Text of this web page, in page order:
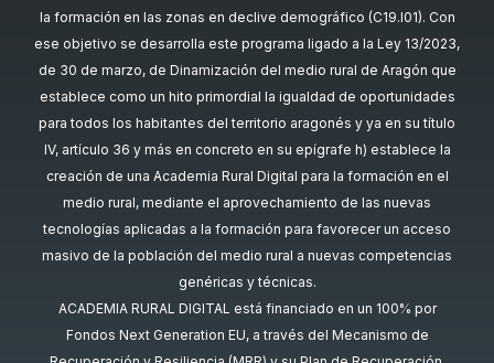
la formación en las zonas en declive demográfico (C19.I01). Con
ese objetivo se desarrolla este programa ligado a la Ley 13/2023,
de 30 de marzo, de Dinamización del medio rural de Aragón que
establece como un hito primordial la igualdad de oportunidades
para todos los habitantes del territorio aragonés y ya en su título
IV, artículo 36 y más en concreto en su epígrafe h) establece la
creación de una Academia Rural Digital para la formación en el
medio rural, mediante el aprovechamiento de las nuevas
tecnologías aplicadas a la formación para favorecer un acceso
masivo de la población del medio rural a nuevas competencias
genéricas y técnicas.
ACADEMIA RURAL DIGITAL está financiado en un 100% por
Fondos Next Generation EU, a través del Mecanismo de